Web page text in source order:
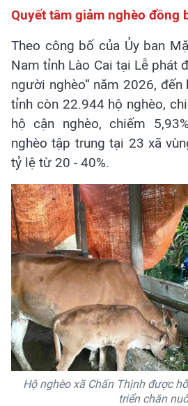
Quyết tâm giảm nghèo đồng
Theo công bố của Ủy ban
Nam tỉnh Lào Cai tại Lễ phát
người nghèo” năm 2026,
tỉnh còn 22.944 hộ nghèo,
hộ cận nghèo, chiếm
nghèo tập trung tại 23 xã
tỷ lệ từ 20 - 40%.
Hộ nghèo xã Chấn Thịnh được
triển chăn